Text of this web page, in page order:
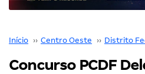
Início ›› Centro Oeste ›› Distrito
Concurso PCDF